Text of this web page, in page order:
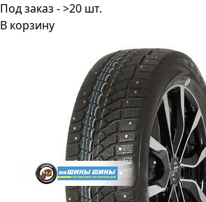
Под заказ - >20 шт.
В корзину